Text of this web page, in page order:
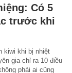
Có 5
trước khi
kiwi khi bị nhiệt
gia chỉ ra 10 điều
phải ai cũng